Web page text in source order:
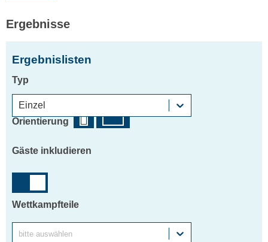
Ergebnisse
Ergebnislisten
Typ
Einzel
Orientierung
Gäste inkludieren
Wettkampfteile
bitte auswählen